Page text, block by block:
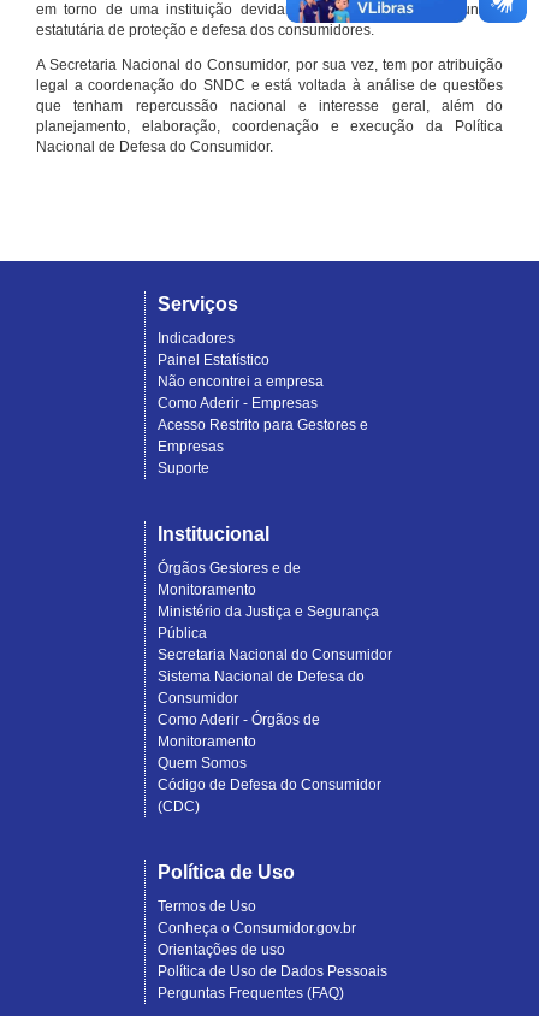
em torno de uma instituição devidamente registrada e com função
estatutária de proteção e defesa dos consumidores.
A Secretaria Nacional do Consumidor, por sua vez, tem por atribuição
legal a coordenação do SNDC e está voltada à análise de questões
que tenham repercussão nacional e interesse geral, além do
planejamento, elaboração, coordenação e execução da Política
Nacional de Defesa do Consumidor.
Serviços
Indicadores
Painel Estatístico
Não encontrei a empresa
Como Aderir - Empresas
Acesso Restrito para Gestores e
Empresas
Suporte
Institucional
Órgãos Gestores e de
Monitoramento
Ministério da Justiça e Segurança
Pública
Secretaria Nacional do Consumidor
Sistema Nacional de Defesa do
Consumidor
Como Aderir - Órgãos de
Monitoramento
Quem Somos
Código de Defesa do Consumidor
(CDC)
Política de Uso
Termos de Uso
Conheça o Consumidor.gov.br
Orientações de uso
Política de Uso de Dados Pessoais
Perguntas Frequentes (FAQ)